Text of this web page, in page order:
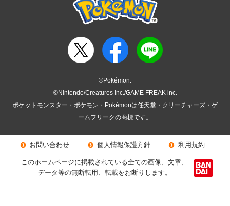
©Pokémon.
©Nintendo/Creatures Inc./GAME FREAK inc.
ポケットモンスター・ポケモン・Pokémonは任天堂・クリーチャーズ・ゲ
ームフリークの商標です。
お問い合わせ 個人情報保護方針 利用規約
このホームページに掲載されている全ての画像、文章、
データ等の無断転用、転載をお断りします。